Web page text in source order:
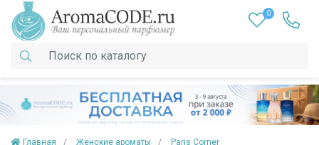
0
Главная Женские ароматы
Paris Corner